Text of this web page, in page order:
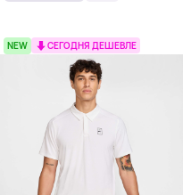
NEW СЕГОДНЯ ДЕШЕВЛЕ